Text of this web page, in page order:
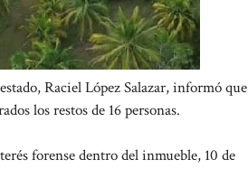
Raciel López Salazar, informó que
los restos de 16 personas.
forense dentro del inmueble, 10 de